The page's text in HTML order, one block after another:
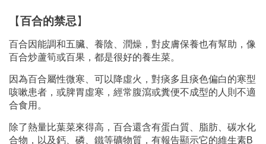
【百合的禁忌】
百合因能調和五臟、養陰、潤燥，對皮膚保養也有幫助，像
百合炒蘆筍或百果，都是很好的養生菜。
因為百合屬性微寒、可以降虛火，對痰多且痰色偏白的寒型
咳嗽患者，或脾胃虛寒，經常腹瀉或糞便不成型的人則不適
合食用。
除了熱量比葉菜來得高，百合還含有蛋白質、脂肪、碳水化
合物，以及鈣、磷、鐵等礦物質，有報告顯示它的維生素B